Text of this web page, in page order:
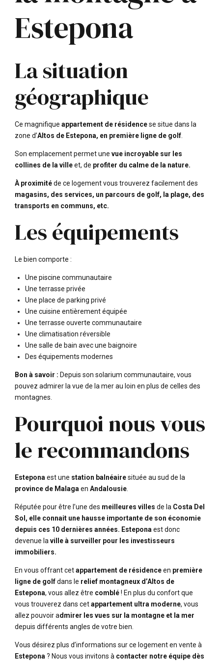
Estepona
La situation
géographique
Ce magnifique appartement de résidencese situe dans la
zone d’Altos de Estepona, en première ligne de golf
Son emplacement permet une vue incroyable sur les
collines de la villeet, de profiter du calme de la nature.
À proximitéde ce logement vous trouverez facilement des
magasins, des services, un parcours de golf, la plage, des
transports en communs, etc.
Les équipements
Le bien comporte :
Une piscine communautaire
Une terrasse privée
Une place de parking privé
Une cuisine entièrement équipée
Une terrasse ouverte communautaire
Une climatisation réversible
Une salle de bain avec une baignoire
Des équipements modernes
Bon à savoir : Depuis son solarium communautaire, vous
pouvez admirer la vue de la mer au loin en plus de celles des
montagnes.
Pourquoi nous vous
le recommandons
Estepona est une station balnéairesituée au sud de la
province de Malaga en Andalousie
Réputée pour être l’une des meilleures villes de la Costa Del
Sol, elle connait une hausse importante de son économie
depuis ces 10 dernières années. Estepona est donc
devenue la ville à surveiller pour les investisseurs
immobiliers.
En vous offrant cetappartement de résidenceen première
ligne de golfdans le relief montagneux d’Altos de
Estepona, vous allez être comblé! En plus du confort que
vous trouverez dans cetappartement ultra moderne, vous
allez pouvoir admirer les vues sur la montagne et la mer
depuis différents angles de votre bien.
Vous désirez plus d’informations sur ce logement en vente à
Estepona ? Nous vous invitons à contacter notre équipe dès